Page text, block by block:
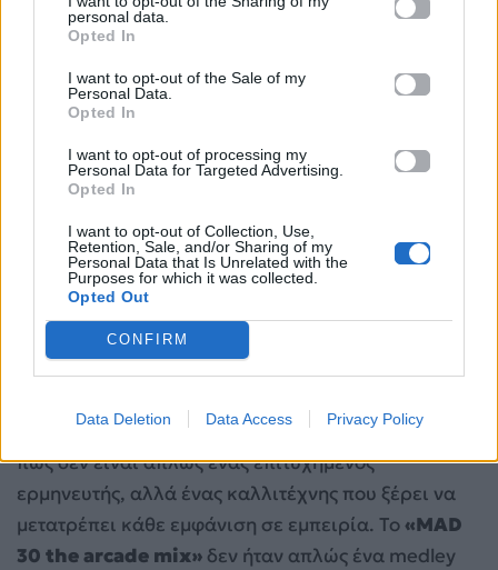
personal data.
Opted In
I want to opt-out of the Sale of my
Personal Data.
Opted In
I want to opt-out of processing my
Personal Data for Targeted Advertising.
Opted In
I want to opt-out of Collection, Use,
Retention, Sale, and/or Sharing of my
Personal Data that Is Unrelated with the
Purposes for which it was collected.
Opted Out
CONFIRM
Data Deletion Data Access Privacy Policy
Αντώνης Ρέμος
απέδειξε για ακόμη μία φορά
πως δεν είναι απλώς ένας επιτυχημένος
ερμηνευτής, αλλά ένας καλλιτέχνης που ξέρει να
μετατρέπει κάθε εμφάνιση σε εμπειρία. Το«MAD
30 the arcade mix» δεν ήταν απλώς ένα medley